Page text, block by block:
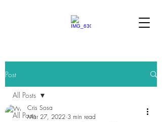
Post
All Posts
All Posts
Cris Sosa
Mar 27, 2022 3 min read